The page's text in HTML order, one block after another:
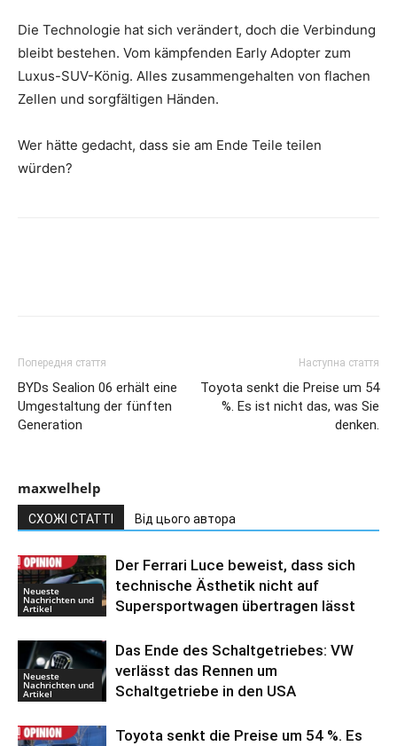
Die Technologie hat sich verändert, doch die Verbindung
bleibt bestehen. Vom kämpfenden Early Adopter zum
Luxus-SUV-König. Alles zusammengehalten von flachen
Zellen und sorgfältigen Händen.
Wer hätte gedacht, dass sie am Ende Teile teilen
würden?
Попередня стаття
BYDs Sealion 06 erhält eine
Umgestaltung der fünften
Generation
Наступна стаття
Toyota senkt die Preise um 54
%. Es ist nicht das, was Sie
denken.
maxwelhelp
СХОЖІ СТАТТІ Від цього автора
Neueste
Nachrichten und
Artikel
Der Ferrari Luce beweist, dass sich
technische Ästhetik nicht auf
Supersportwagen übertragen lässt
Neueste
Nachrichten und
Artikel
Das Ende des Schaltgetriebes: VW
verlässt das Rennen um
Schaltgetriebe in den USA
Toyota senkt die Preise um 54 %. Es